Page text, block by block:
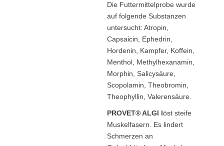
Die Futtermittelprobe wurde
auf folgende Substanzen
untersucht: Atropin,
Capsaicin, Ephedrin,
Hordenin, Kampfer, Koffein,
Menthol, Methylhexanamin,
Morphin, Salicysäure,
Scopolamin, Theobromin,
Theophyllin, Valerensäure.
PROVET® ALGI löst steife
Muskelfasern. Es lindert
Schmerzen an